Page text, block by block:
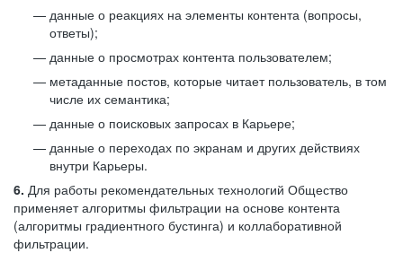
данные о реакциях на элементы контента (вопросы,
ответы);
данные о просмотрах контента пользователем;
метаданные постов, которые читает пользователь, в том
числе их семантика;
данные о поисковых запросах в Карьере;
данные о переходах по экранам и других действиях
внутри Карьеры.
6. Для работы рекомендательных технологий Общество
применяет алгоритмы фильтрации на основе контента
(алгоритмы градиентного бустинга) и коллаборативной
фильтрации.